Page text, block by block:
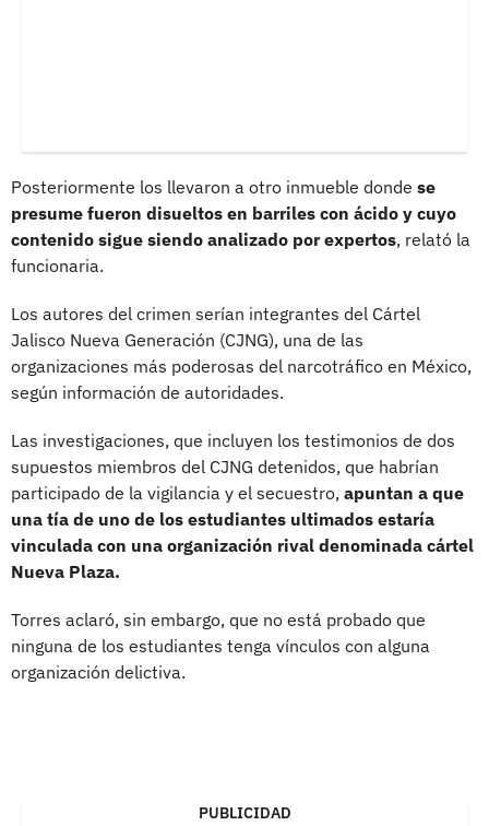
Posteriormente los llevaron a otro inmueble donde se
presume fueron disueltos en barriles con ácido y cuyo
contenido sigue siendo analizado por expertos, relató la
funcionaria.
Los autores del crimen serían integrantes del Cártel
Jalisco Nueva Generación (CJNG), una de las
organizaciones más poderosas del narcotráfico en México,
según información de autoridades.
Las investigaciones, que incluyen los testimonios de dos
supuestos miembros del CJNG detenidos, que habrían
participado de la vigilancia y el secuestro, apuntan a que
una tía de uno de los estudiantes ultimados estaría
vinculada con una organización rival denominada cártel
Nueva Plaza.
Torres aclaró, sin embargo, que no está probado que
ninguna de los estudiantes tenga vínculos con alguna
organización delictiva.
PUBLICIDAD